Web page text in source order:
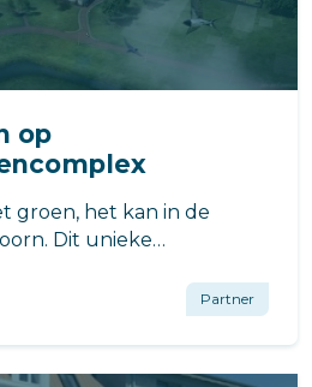
op
groen, het kan in de
Dit unieke
de Vuurlijn en
en twee
in een vrij
Partner